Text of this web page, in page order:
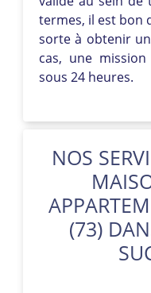
termes, il est bon
sorte à obtenir
cas, une
sous 24 heures.
NOS
(73)